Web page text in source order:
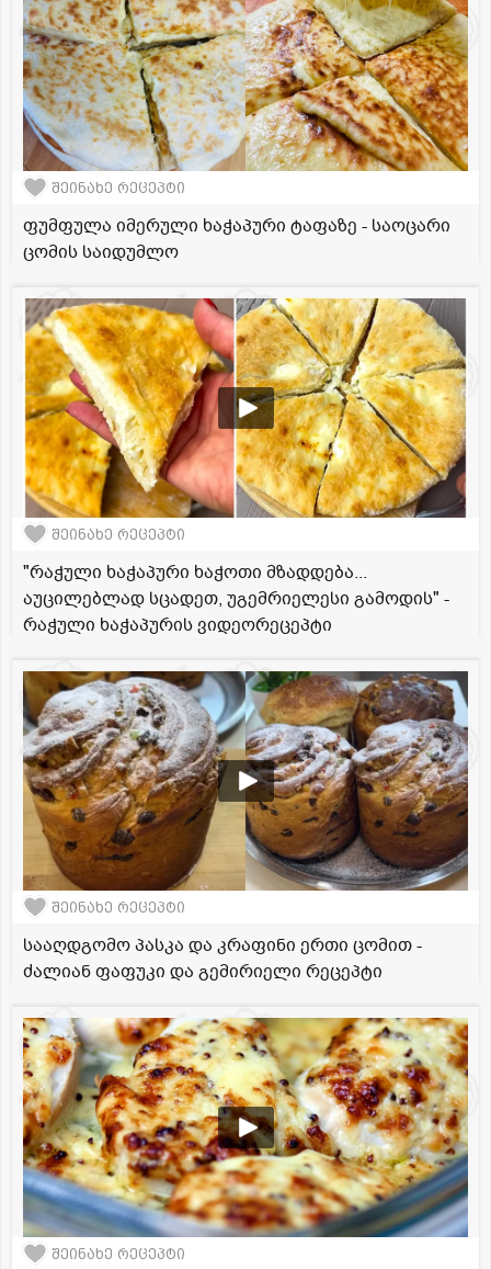
შეინახე რეცეპტი
ფუმფულა იმერული ხაჭაპური ტაფაზე - საოცარი
ცომის საიდუმლო
შეინახე რეცეპტი
"რაჭული ხაჭაპური ხაჭოთი მზადდება...
აუცილებლად სცადეთ, უგემრიელესი გამოდის" -
რაჭული ხაჭაპურის ვიდეორეცეპტი
შეინახე რეცეპტი
სააღდგომო პასკა და კრაფინი ერთი ცომით -
ძალიან ფაფუკი და გემირიელი რეცეპტი
შეინახე რეცეპტი